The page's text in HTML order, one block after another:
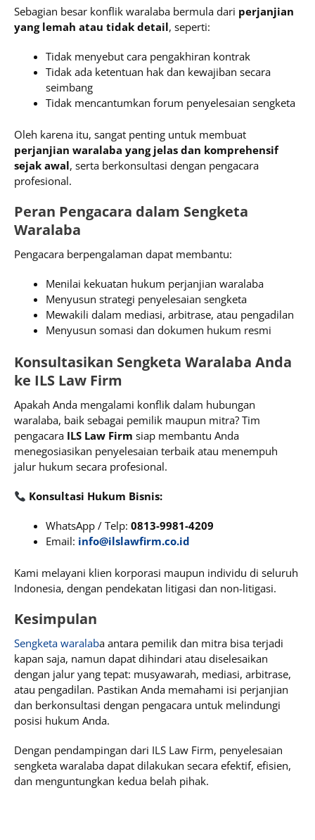
Sebagian besar konflik waralaba bermula dari perjanjian
yang lemah atau tidak detail, seperti:
Tidak menyebut cara pengakhiran kontrak
Tidak ada ketentuan hak dan kewajiban secara
seimbang
Tidak mencantumkan forum penyelesaian sengketa
Oleh karena itu, sangat penting untuk membuat
perjanjian waralaba yang jelas dan komprehensif
sejak awal, serta berkonsultasi dengan pengacara
profesional.
Peran Pengacara dalam Sengketa
Waralaba
Pengacara berpengalaman dapat membantu:
Menilai kekuatan hukum perjanjian waralaba
Menyusun strategi penyelesaian sengketa
Mewakili dalam mediasi, arbitrase, atau pengadilan
Menyusun somasi dan dokumen hukum resmi
Konsultasikan Sengketa Waralaba Anda
ke ILS Law Firm
Apakah Anda mengalami konflik dalam hubungan
waralaba, baik sebagai pemilik maupun mitra? Tim
pengacara ILS Law Firm siap membantu Anda
menegosiasikan penyelesaian terbaik atau menempuh
jalur hukum secara profesional.
Konsultasi Hukum Bisnis:
WhatsApp / Telp: 0813-9981-4209
Email: info@ilslawfirm.co.id
Kami melayani klien korporasi maupun individu di seluruh
Indonesia, dengan pendekatan litigasi dan non-litigasi.
Kesimpulan
Sengketa waralaba antara pemilik dan mitra bisa terjadi
kapan saja, namun dapat dihindari atau diselesaikan
dengan jalur yang tepat: musyawarah, mediasi, arbitrase,
atau pengadilan. Pastikan Anda memahami isi perjanjian
dan berkonsultasi dengan pengacara untuk melindungi
posisi hukum Anda.
Dengan pendampingan dari ILS Law Firm, penyelesaian
sengketa waralaba dapat dilakukan secara efektif, efisien,
dan menguntungkan kedua belah pihak.